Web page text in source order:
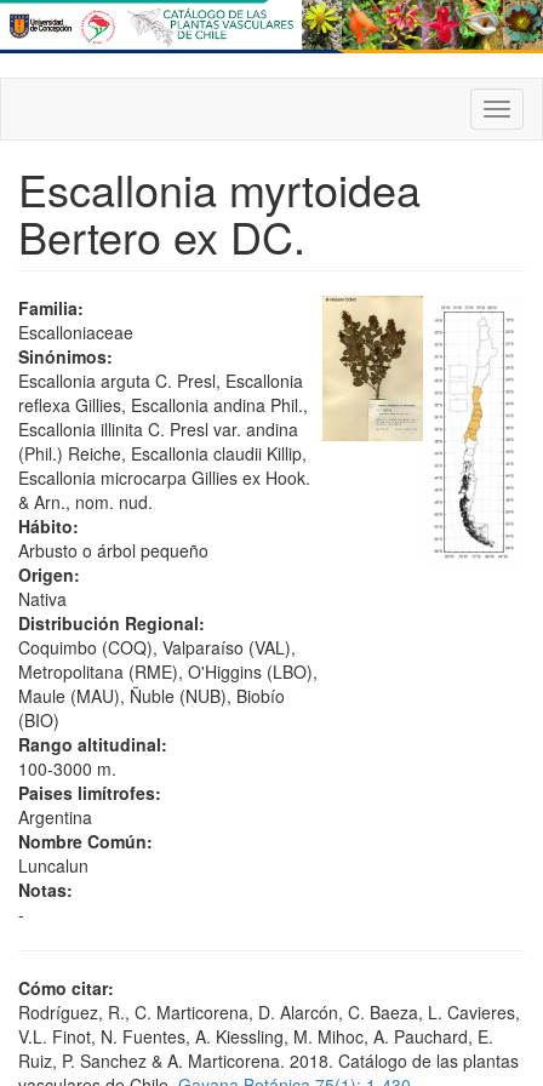
Pasar
al
contenido
principal
Escallonia myrtoidea
Bertero ex DC.
Familia:
Escalloniaceae
Sinónimos:
Escallonia arguta C. Presl, Escallonia
reflexa Gillies, Escallonia andina Phil.,
Escallonia illinita C. Presl var. andina
(Phil.) Reiche, Escallonia claudii Killip,
Escallonia microcarpa Gillies ex Hook.
& Arn., nom. nud.
Hábito:
Arbusto o árbol pequeño
Origen:
Nativa
Distribución Regional:
Coquimbo (COQ), Valparaíso (VAL),
Metropolitana (RME), O'Higgins (LBO),
Maule (MAU), Ñuble (NUB), Biobío
(BIO)
Rango altitudinal:
100-3000 m.
Paises limítrofes:
Argentina
Nombre Común:
Luncalun
Notas:
-
Cómo citar:
Rodríguez, R., C. Marticorena, D. Alarcón, C. Baeza, L. Cavieres,
V.L. Finot, N. Fuentes, A. Kiessling, M. Mihoc, A. Pauchard, E.
Ruiz, P. Sanchez & A. Marticorena. 2018. Catálogo de las plantas